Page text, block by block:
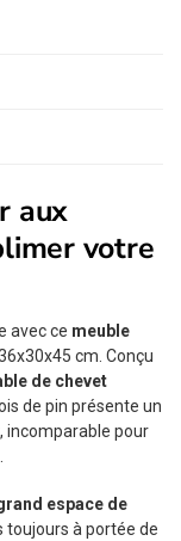
aux
votre
avec ce meuble
cm. Conçu
de chevet
de pin présente un
incomparable pour
espace de
toujours à portée de